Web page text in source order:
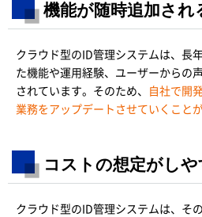
機能が随時追加され
クラウド型のID管理システムは、長
た機能や運用経験、ユーザーからの
されています。そのため、 自社で開
業務をアップデートさせていくこと
コストの想定がしや
クラウド型のID管理システムは、その